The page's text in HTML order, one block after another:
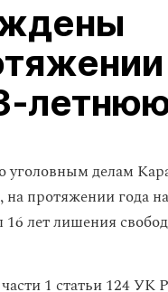
делам
на протяжении года
лет лишения
1 статьи 124 УК